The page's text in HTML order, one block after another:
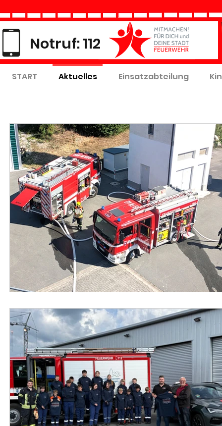
Notruf: 112
START Aktuelles Einsatzabteilung